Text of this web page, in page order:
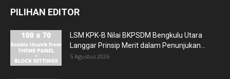
PILIHAN EDITOR
LSM KPK-B Nilai BKPSDM Bengkulu Utara
Langgar Prinsip Merit dalam Penunjukan...
5 Agustus 2026